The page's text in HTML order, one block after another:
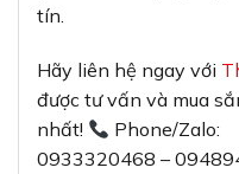
tín.
Hãy liên hệ ngay với
được tư vấn và mua
nhất!
Phone/Zalo:
0933320468 –